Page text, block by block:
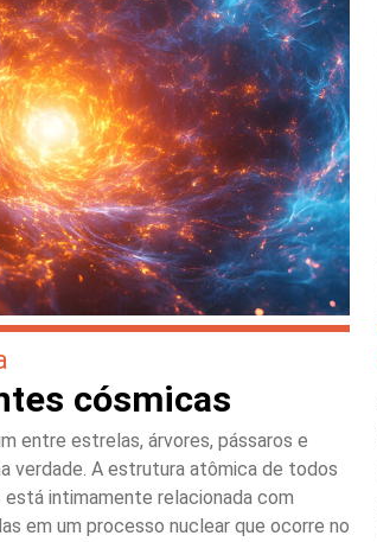
cósmicas
entre estrelas, árvores, pássaros e
verdade. A estrutura atômica de todos
está intimamente relacionada com
em um processo nuclear que ocorre no